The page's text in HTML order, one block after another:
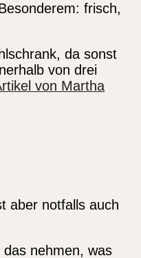
frisch,
da sonst
von drei
von Martha
aber notfalls auch
nehmen, was